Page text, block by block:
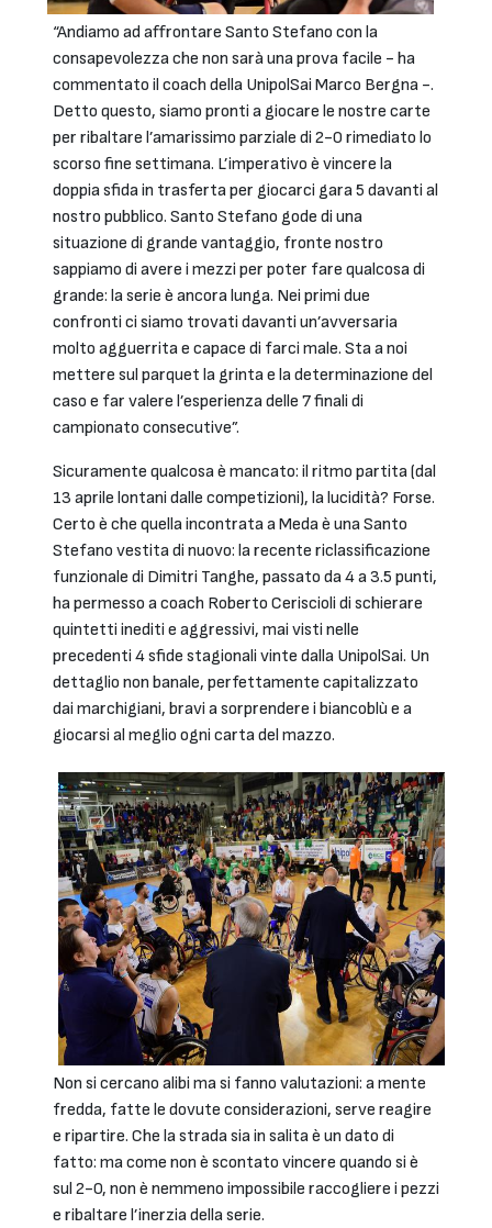
“Andiamo ad affrontare Santo Stefano con la
consapevolezza che non sarà una prova facile - ha
commentato il coach della UnipolSai Marco Bergna -.
Detto questo, siamo pronti a giocare le nostre carte
per ribaltare l’amarissimo parziale di 2-0 rimediato lo
scorso fine settimana. L’imperativo è vincere la
doppia sfida in trasferta per giocarci gara 5 davanti al
nostro pubblico. Santo Stefano gode di una
situazione di grande vantaggio, fronte nostro
sappiamo di avere i mezzi per poter fare qualcosa di
grande: la serie è ancora lunga. Nei primi due
confronti ci siamo trovati davanti un’avversaria
molto agguerrita e capace di farci male. Sta a noi
mettere sul parquet la grinta e la determinazione del
caso e far valere l’esperienza delle 7 finali di
campionato consecutive”.
Sicuramente qualcosa è mancato: il ritmo partita (dal
13 aprile lontani dalle competizioni), la lucidità? Forse.
Certo è che quella incontrata a Meda è una Santo
Stefano vestita di nuovo: la recente riclassificazione
funzionale di Dimitri Tanghe, passato da 4 a 3.5 punti,
ha permesso a coach Roberto Ceriscioli di schierare
quintetti inediti e aggressivi, mai visti nelle
precedenti 4 sfide stagionali vinte dalla UnipolSai. Un
dettaglio non banale, perfettamente capitalizzato
dai marchigiani, bravi a sorprendere i biancoblù e a
giocarsi al meglio ogni carta del mazzo.
Non si cercano alibi ma si fanno valutazioni: a mente
fredda, fatte le dovute considerazioni, serve reagire
e ripartire. Che la strada sia in salita è un dato di
fatto: ma come non è scontato vincere quando si è
sul 2-0, non è nemmeno impossibile raccogliere i pezzi
e ribaltare l’inerzia della serie.